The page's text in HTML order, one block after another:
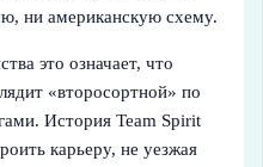
ни американскую схему.
это означает, что
«второсортной» по
История Team Spirit
карьеру, не уезжая